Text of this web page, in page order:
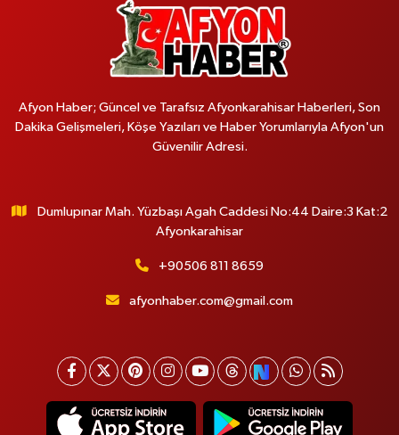
Afyon Haber; Güncel ve Tarafsız Afyonkarahisar Haberleri, Son
Dakika Gelişmeleri, Köşe Yazıları ve Haber Yorumlarıyla Afyon'un
Güvenilir Adresi.
Dumlupınar Mah. Yüzbaşı Agah Caddesi No:44 Daire:3 Kat:2
Afyonkarahisar
+90506 811 8659
afyonhaber.com@gmail.com